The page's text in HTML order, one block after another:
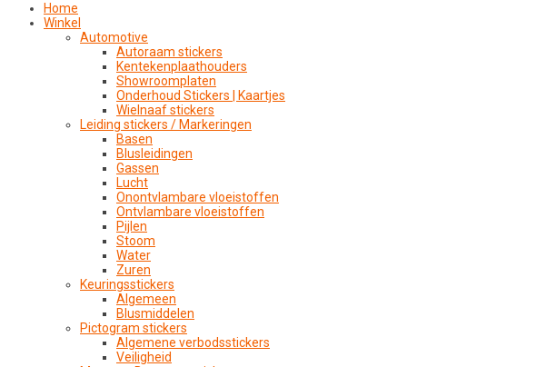
Home
Winkel
Automotive
Autoraam stickers
Kentekenplaathouders
Showroomplaten
Onderhoud Stickers | Kaartjes
Wielnaaf stickers
Leiding stickers / Markeringen
Basen
Blusleidingen
Gassen
Lucht
Onontvlambare vloeistoffen
Ontvlambare vloeistoffen
Pijlen
Stoom
Water
Zuren
Keuringsstickers
Algemeen
Blusmiddelen
Pictogram stickers
Algemene verbodsstickers
Veiligheid